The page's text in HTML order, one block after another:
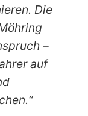
Die
–
auf